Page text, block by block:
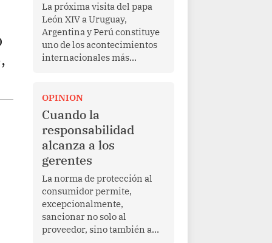
La próxima visita del papa
León XIV a Uruguay,
Argentina y Perú constituye
uno de los acontecimientos
internacionales más
Más allá de su dimensión
religiosa, esta gira
representa una oportunidad
para reafirmar el valor del
diálogo, fortalecer los
vínculos entre los pueblos y
proyectar una imagen de
cooperación en una región
que enfrenta desafíos en
materia de desarrollo,
cohesión social y
gobernabilidad.
OPINION
Cuando la
responsabilidad
alcanza a los
gerentes
La norma de protección al
consumidor permite,
excepcionalmente,
sancionar no solo al
proveedor, sino también a